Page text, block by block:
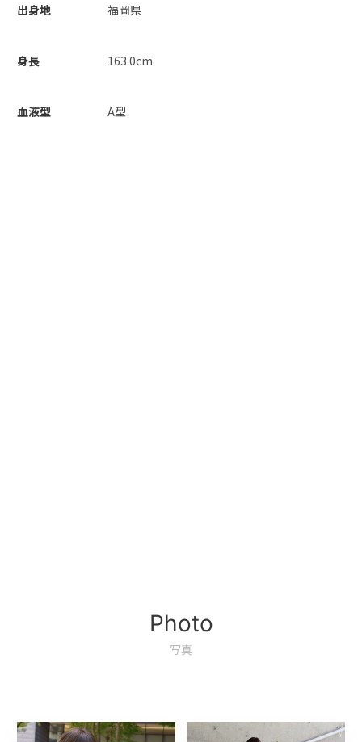
出身地 福岡県
身長 163.0cm
血液型 A型
Photo
写真